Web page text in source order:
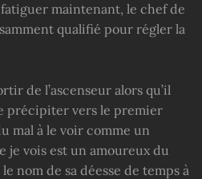
maintenant, le chef de
qualifié pour régler la
de l’ascenseur alors qu’il
précipiter vers le premier
mal à le voir comme un
je vois est un amoureux du
nom de sa déesse de temps à